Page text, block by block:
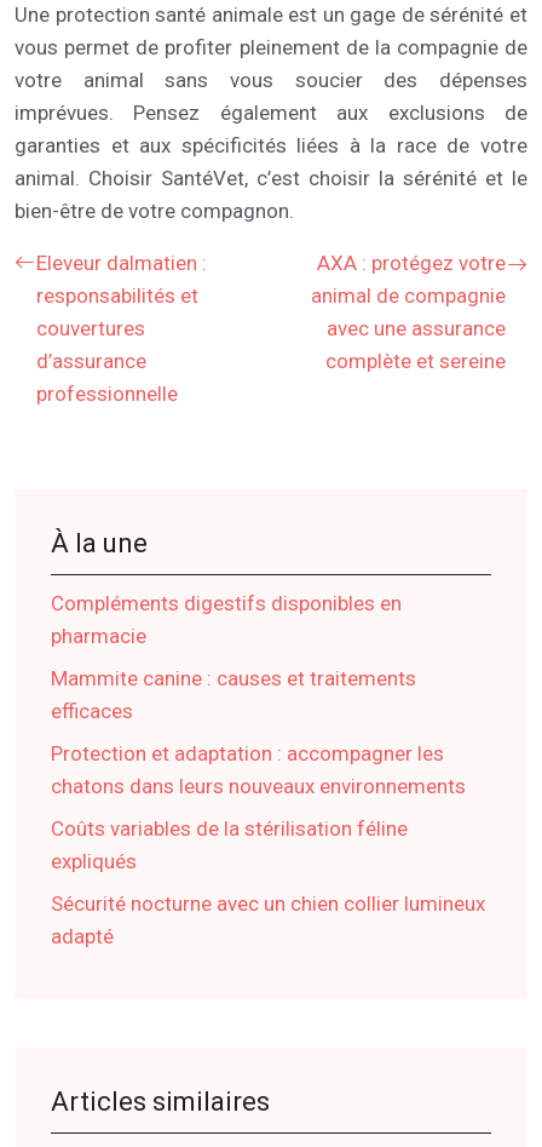
Une protection santé animale est un gage de sérénité et
vous permet de profiter pleinement de la compagnie de
votre animal sans vous soucier des dépenses
imprévues. Pensez également aux exclusions de
garanties et aux spécificités liées à la race de votre
animal. Choisir SantéVet, c’est choisir la sérénité et le
bien-être de votre compagnon.
Eleveur dalmatien :
responsabilités et
couvertures
d’assurance
professionnelle
AXA : protégez votre
animal de compagnie
avec une assurance
complète et sereine
À la une
Compléments digestifs disponibles en
pharmacie
Mammite canine : causes et traitements
efficaces
Protection et adaptation : accompagner les
chatons dans leurs nouveaux environnements
Coûts variables de la stérilisation féline
expliqués
Sécurité nocturne avec un chien collier lumineux
adapté
Articles similaires